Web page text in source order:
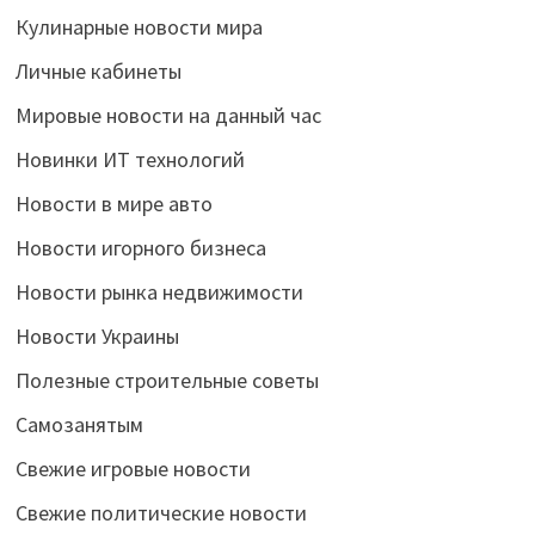
Кулинарные новости мира
Личные кабинеты
Мировые новости на данный час
Новинки ИТ технологий
Новости в мире авто
Новости игорного бизнеса
Новости рынка недвижимости
Новости Украины
Полезные строительные советы
Самозанятым
Свежие игровые новости
Свежие политические новости